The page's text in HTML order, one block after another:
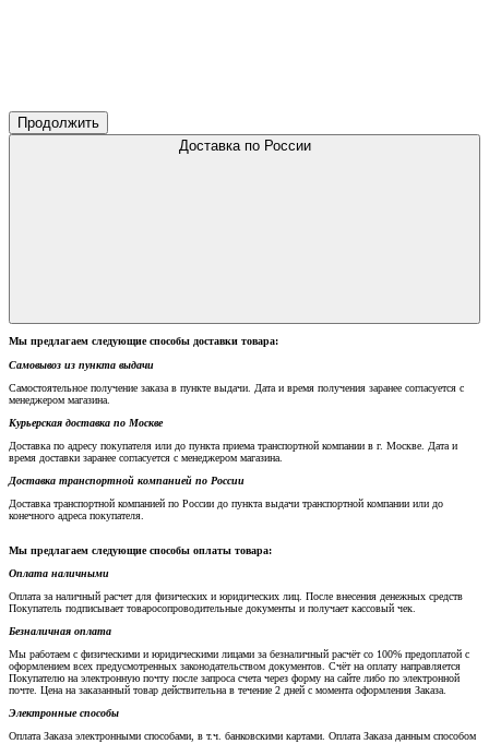
Продолжить
Доставка по России
Мы предлагаем следующие способы доставки товара:
Самовывоз из пункта выдачи
Самостоятельное получение заказа в пункте выдачи. Дата и время получения заранее согласуется с
менеджером магазина.
Курьерская доставка по Москве
Доставка по адресу покупателя или до пункта приема транспортной компании в г. Москве. Дата и
время доставки заранее согласуется с менеджером магазина.
Доставка транспортной компанией по России
Доставка транспортной компанией по России до пункта выдачи транспортной компании или до
конечного адреса покупателя.
Мы предлагаем следующие способы оплаты товара:
Оплата наличными
Оплата за наличный расчет для физических и юридических лиц. После внесения денежных средств
Покупатель подписывает товаросопроводительные документы и получает кассовый чек.
Безналичная оплата
Мы работаем с физическими и юридическими лицами за безналичный расчёт со 100% предоплатой с
оформлением всех предусмотренных законодательством документов. Счёт на оплату направляется
Покупателю на электронную почту после запроса счета через форму на сайте либо по электронной
почте. Цена на заказанный товар действительна в течение 2 дней с момента оформления Заказа.
Электронные способы
Оплата Заказа электронными способами, в т.ч. банковскими картами. Оплата Заказа данным способом